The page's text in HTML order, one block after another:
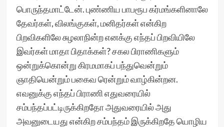
பொருந்தமாட்டேன். புண்ணிய பாபரூப கர்மங்களினாலே
தேவர்கள், விலங்குகள், மனிதர்கள் என்கிற
பிறவிகளிலே சுழலாநின்ற எனக்கு எந்தப் பிறவியிலே
இவர்கள் மாதா பிதாக்கள்? சகல பிராணிகளும்
ஒன்றுக்கொன்று கிரமமாகப் பந்துவென்றும்
ஞாதியென்றும் பகைவ ரென்றும் வாழ்கின்றன.
எவனுக்கு எந்தப் பிராணி எதுவரையில்
சம்பந்தப்பட்டிருக்கிறதோ அதுவரையில் அது
அவனுடையது என்கிற சம்பந்தம் இருக்கிறதே யொழிய